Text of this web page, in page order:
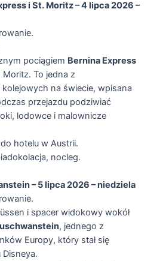
i St. Moritz – 4 lipca 2026 –
pociągiem Bernina Express
Moritz. To jedna z
na świecie, wpisana
przejazdu podziwiać
lodowce i malownicze
hotelu w Austrii.
nocleg.
– 5 lipca 2026 – niedziela
i spacer widokowy wokół
, jednego z
Europy, który stał się
Disneya.